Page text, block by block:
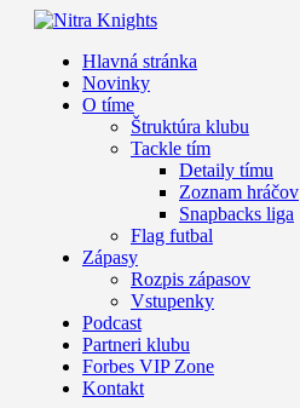
Hlavná stránka
Novinky
O tíme
Štruktúra klubu
Tackle tím
Detaily tímu
Zoznam hráčov
Snapbacks liga
Flag futbal
Zápasy
Rozpis zápasov
Vstupenky
Podcast
Partneri klubu
Forbes VIP Zone
Kontakt